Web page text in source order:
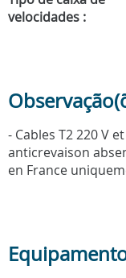
velocidades :
- Cables T2 220 V
anticrevaison
en France